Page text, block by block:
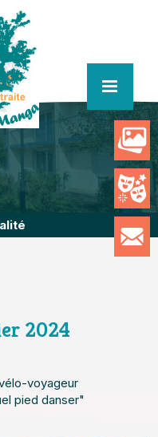
menu
2024
voyageur
pied danser"